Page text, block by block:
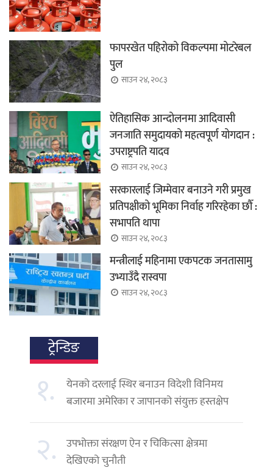
फापरखेत पहिरोको विकल्पमा मोटरेबल
पुल
साउन २४, २०८३
ऐतिहासिक आन्दोलनमा आदिवासी
जनजाति समुदायको महत्वपूर्ण योगदान :
उपराष्ट्रपति यादव
साउन २४, २०८३
सरकारलाई जिम्मेवार बनाउने गरी प्रमुख
प्रतिपक्षीको भूमिका निर्वाह गरिरहेका छौँ :
सभापति थापा
साउन २४, २०८३
मन्त्रीलाई महिनामा एकपटक जनतासामु
उभ्याउँदै रास्वपा
साउन २४, २०८३
ट्रेन्डिङ
१.
येनको दरलाई स्थिर बनाउन विदेशी विनिमय
बजारमा अमेरिका र जापानको संयुक्त हस्तक्षेप
२. उपभोक्ता संरक्षण ऐन र चिकित्सा क्षेत्रमा
देखिएको चुनौती